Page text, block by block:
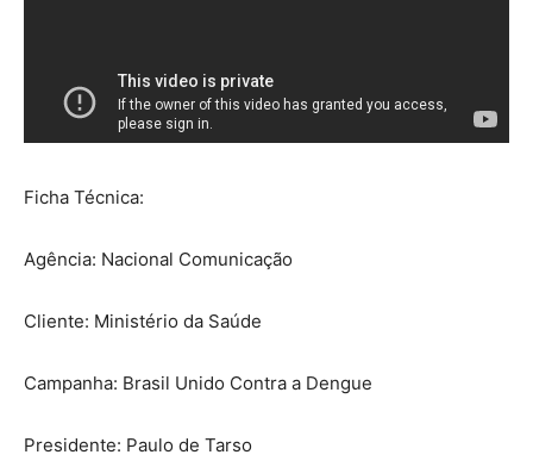
Ficha Técnica:
Agência: Nacional Comunicação
Cliente: Ministério da Saúde
Campanha: Brasil Unido Contra a Dengue
Presidente: Paulo de Tarso